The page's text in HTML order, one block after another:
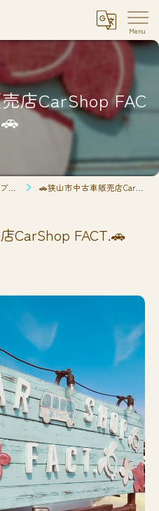
店CarShop FAC
ブログ 🚗狭山市中古車販売店CarShop FACT.🚗
CarShop FACT.🚗